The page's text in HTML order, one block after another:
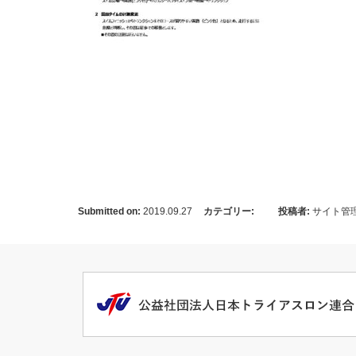
Submitted on: 2019.09.27 カテゴリー: 投稿者: サイト管